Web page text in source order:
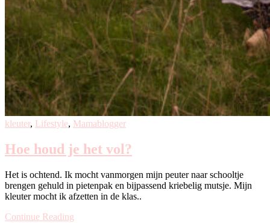
kleuter, Lifestyle, Mamablogger
Hoe houd je het vol?
Het is ochtend. Ik mocht vanmorgen mijn peuter naar schooltje
brengen gehuld in pietenpak en bijpassend kriebelig mutsje. Mijn
kleuter mocht ik afzetten in de klas..
Continue Reading